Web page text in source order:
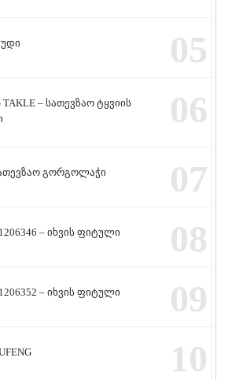
05
TAKLE – სათევზაო ტყვიის
06
გორგოლაჭი
07
– იხვის ფიტული
08
– იხვის ფიტული
09
10